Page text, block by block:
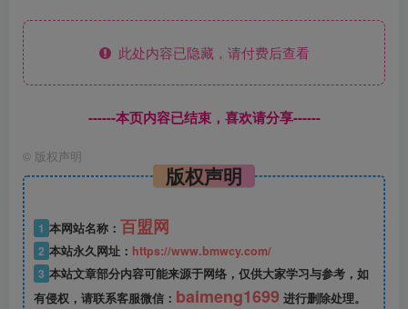
此处内容已隐藏，请付费后查看
------本页内容已结束，喜欢请分享------
© 版权声明
版权声明
1 本网站名称： 百盟网
2 本站永久网址： https://www.bmwcy.com/
3 本站文章部分内容可能来源于网络，仅供大家学习与参考，如
有侵权，请联系客服微信： baimeng1699 进行删除处理。